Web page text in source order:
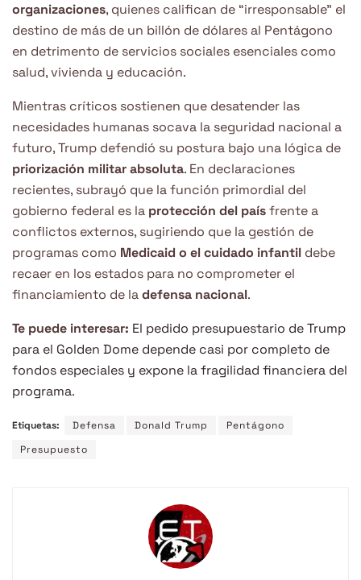
organizaciones, quienes califican de “irresponsable” el
destino de más de un billón de dólares al Pentágono
en detrimento de servicios sociales esenciales como
salud, vivienda y educación.
Mientras críticos sostienen que desatender las
necesidades humanas socava la seguridad nacional a
futuro, Trump defendió su postura bajo una lógica de
priorización militar absoluta. En declaraciones
recientes, subrayó que la función primordial del
gobierno federal es la protección del paísfrente a
conflictos externos, sugiriendo que la gestión de
programas como Medicaid o el cuidado infantil debe
recaer en los estados para no comprometer el
financiamiento de ladefensa nacional.
Te puede interesar: El pedido presupuestario de Trump
para el Golden Dome depende casi por completo de
fondos especiales y expone la fragilidad financiera del
programa.
Etiquetas: Defensa Donald Trump
Pentágono
Presupuesto